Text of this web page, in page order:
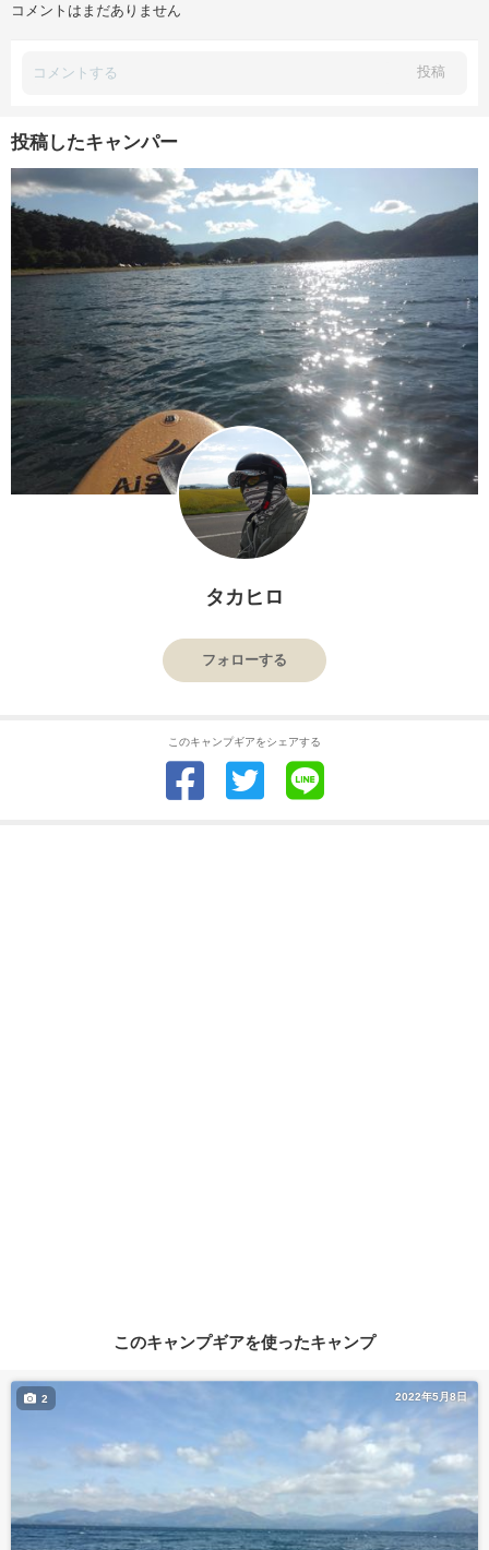
コメントはまだありません
投稿
投稿したキャンパー
タカヒロ
フォローする
このキャンプギアをシェアする
このキャンプギアを使ったキャンプ
2022年5月8日
2